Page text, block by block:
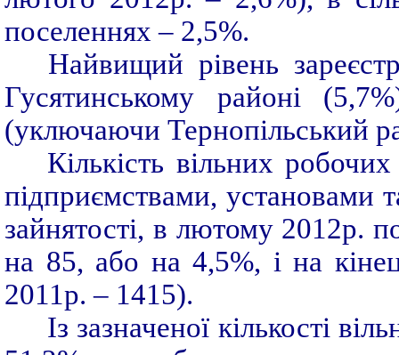
поселеннях – 2,5%.
Найвищий рівень
Гусятинському районі
(уключаючи Тернопільський
Кількість вільних
підприємствами, установами
зайнятості, в лютому 2012р.
на 85, або на 4,5%, і на
2011р. – 1415).
Із зазначеної кількості